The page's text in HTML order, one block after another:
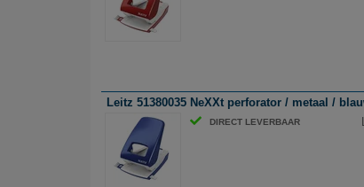
Leitz 51380035 NeXXt perforator / metaal /
DIRECT LEVERBAAR